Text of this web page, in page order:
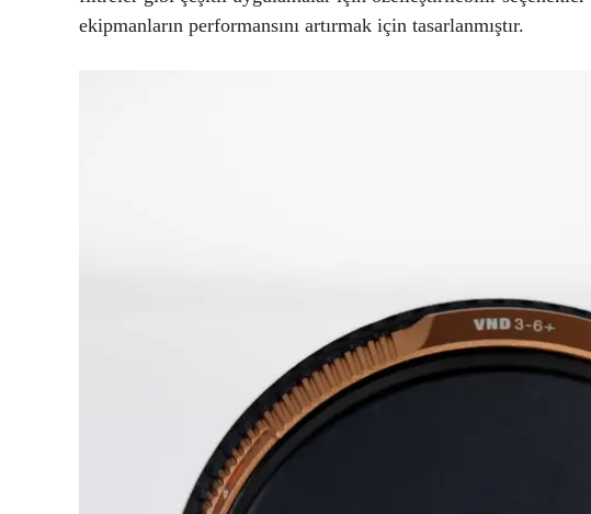
ekipmanların performansını artırmak için tasarlanmıştır.